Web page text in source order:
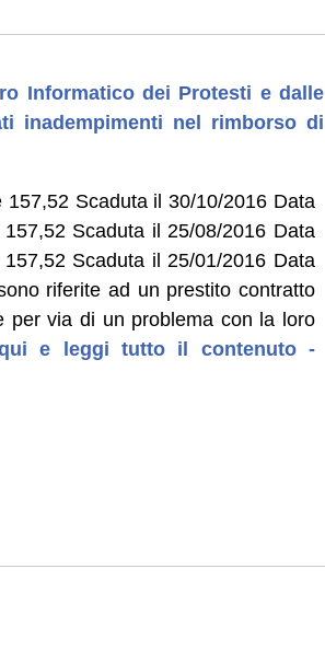
Informatico dei Protesti e dalle
inadempimenti nel rimborso di
Scaduta il 30/10/2016 Data
Scaduta il 25/08/2016 Data
Scaduta il 25/01/2016 Data
riferite ad un prestito contratto
per via di un problema con la loro
e leggi tutto il contenuto -